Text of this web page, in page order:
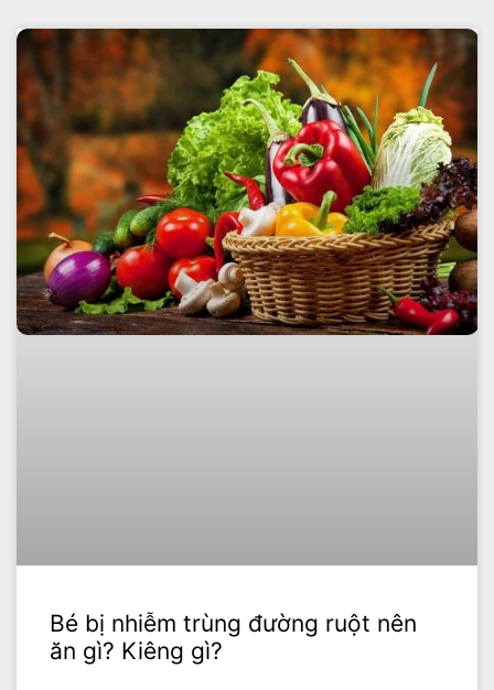
Bé bị nhiễm trùng đường ruột nên
ăn gì? Kiêng gì?